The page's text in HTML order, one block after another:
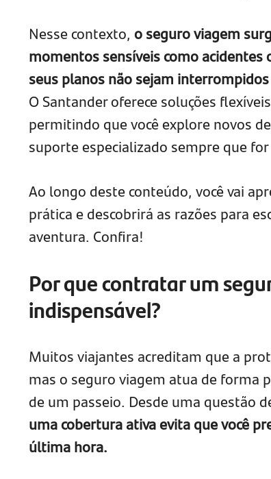
Nesse contexto, o seguro viagem
momentos sensíveis como
seus planos não sejam interrompidos
O Santander oferece soluções
permitindo que você explore novos
suporte especializado sempre que for
Ao longo deste conteúdo, você vai
prática e descobrirá as razões para
aventura. Confira!
Por que contratar um
indispensável?
Muitos viajantes acreditam que a
mas o seguro viagem atua de forma
de um passeio. Desde uma questão
uma cobertura ativa evita que você
última hora.